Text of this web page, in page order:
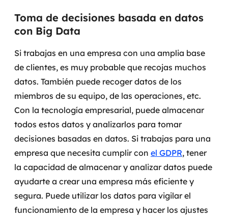
Toma de decisiones basada en datos
con Big Data
Si trabajas en una empresa con una amplia base
de clientes, es muy probable que recojas muchos
datos. También puede recoger datos de los
miembros de su equipo, de las operaciones, etc.
Con la tecnología empresarial, puede almacenar
todos estos datos y analizarlos para tomar
decisiones basadas en datos. Si trabajas para una
empresa que necesita cumplir con el GDPR, tener
la capacidad de almacenar y analizar datos puede
ayudarte a crear una empresa más eficiente y
segura. Puede utilizar los datos para vigilar el
funcionamiento de la empresa y hacer los ajustes